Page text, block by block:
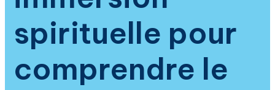
spirituelle pour
comprendre le